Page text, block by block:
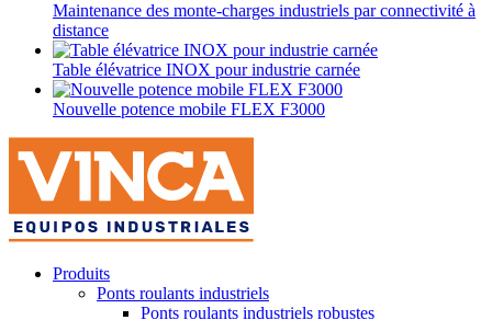
Maintenance des monte-charges industriels par connectivité à
distance
Table élévatrice INOX pour industrie carnée
Nouvelle potence mobile FLEX F3000
Produits
Ponts roulants industriels
Ponts roulants industriels robustes